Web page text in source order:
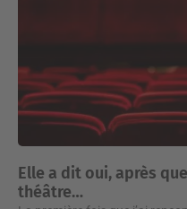
Elle a dit oui, après
théâtre…